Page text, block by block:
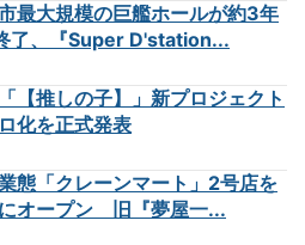
市最大規模の巨艦ホールが約3年
了、『Super D'station...
【推しの子】」新プロジェクト
化を正式発表
態「クレーンマート」2号店を
オープン 旧『夢屋一...